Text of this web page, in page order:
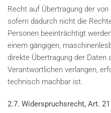
Recht auf Übertragung der
sofern dadurch nicht die
Personen beeinträchtigt
einem gängigen,
direkte Übertragung der Daten
Verantwortlichen verlangen,
technisch machbar ist.
2.7. Widerspruchsrecht, Art. 21